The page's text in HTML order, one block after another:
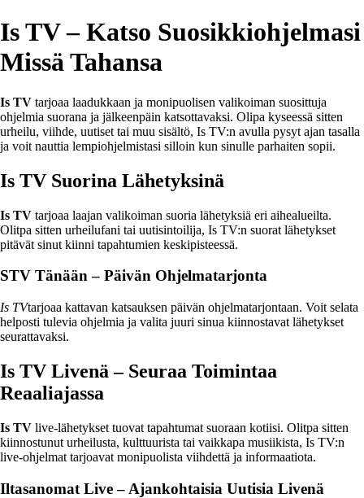
Is TV – Katso Suosikkiohjelmasi
Missä Tahansa
Is TV tarjoaa laadukkaan ja monipuolisen valikoiman suosittuja
ohjelmia suorana ja jälkeenpäin katsottavaksi. Olipa kyseessä sitten
urheilu, viihde, uutiset tai muu sisältö, Is TV:n avulla pysyt ajan tasalla
ja voit nauttia lempiohjelmistasi silloin kun sinulle parhaiten sopii.
Is TV Suorina Lähetyksinä
Is TV tarjoaa laajan valikoiman suoria lähetyksiä eri aihealueilta.
Olitpa sitten urheilufani tai uutisintoilija, Is TV:n suorat lähetykset
pitävät sinut kiinni tapahtumien keskipisteessä.
STV Tänään – Päivän Ohjelmatarjonta
Is TVtarjoaa kattavan katsauksen päivän ohjelmatarjontaan. Voit selata
helposti tulevia ohjelmia ja valita juuri sinua kiinnostavat lähetykset
seurattavaksi.
Is TV Livenä – Seuraa Toimintaa
Reaaliajassa
Is TV live-lähetykset tuovat tapahtumat suoraan kotiisi. Olitpa sitten
kiinnostunut urheilusta, kulttuurista tai vaikkapa musiikista, Is TV:n
live-ohjelmat tarjoavat monipuolista viihdettä ja informaatiota.
Iltasanomat Live – Ajankohtaisia Uutisia Livenä